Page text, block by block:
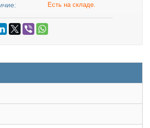
Есть на складе.